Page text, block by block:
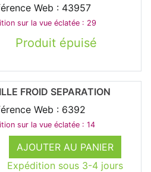
Produit épuisé
Web : 43957
sur la vue éclatée : 29
AJOUTER AU PANIER
Expédition sous 3-4 jours
FROID SEPARATION
Web : 6392
sur la vue éclatée : 14